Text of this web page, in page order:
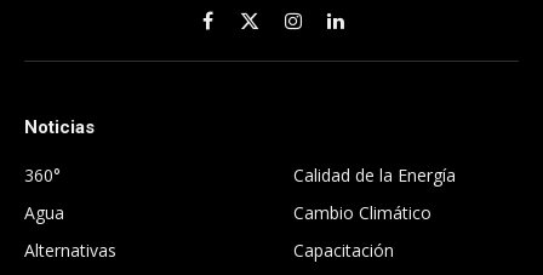
Facebook
X
(Twitter)
InstagramLinkedIn
Noticias
360°
Agua
Alternativas
Calidad de la Energía
Cambio Climático
Capacitación